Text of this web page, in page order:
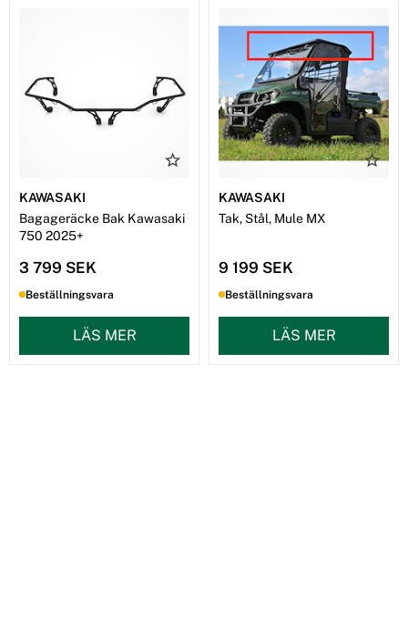
KAWASAKI
Bagageräcke Bak Kawasaki
750 2025+
3 799 SEK
Beställningsvara
LÄS MER
KAWASAKI
Tak, Stål, Mule MX
9 199 SEK
Beställningsvara
LÄS MER